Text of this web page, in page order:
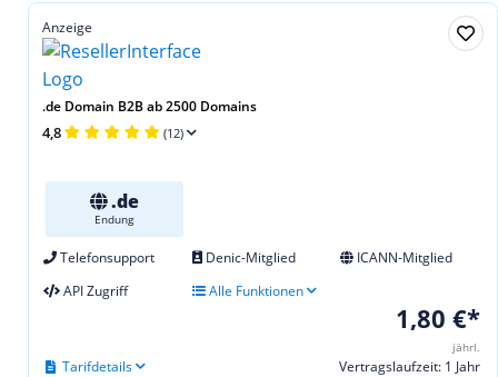
Anzeige
.de Domain B2B ab 2500 Domains
4,8 (12)
.de
Endung
Telefonsupport Denic-Mitglied
ICANN-Mitglied
API Zugriff
Alle Funktionen
1,80 €*
jährl.
Vertragslaufzeit: 1 Jahr
Tarifdetails